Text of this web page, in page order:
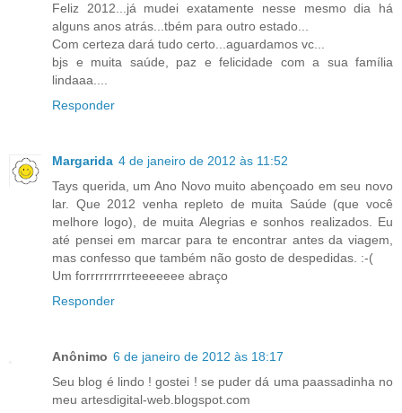
Feliz 2012...já mudei exatamente nesse mesmo dia há
alguns anos atrás...tbém para outro estado...
Com certeza dará tudo certo...aguardamos vc...
bjs e muita saúde, paz e felicidade com a sua família
lindaaa....
Responder
Margarida 4 de janeiro de 2012 às 11:52
Tays querida, um Ano Novo muito abençoado em seu novo
lar. Que 2012 venha repleto de muita Saúde (que você
melhore logo), de muita Alegrias e sonhos realizados. Eu
até pensei em marcar para te encontrar antes da viagem,
mas confesso que também não gosto de despedidas. :-(
Um forrrrrrrrrrteeeeeee abraço
Responder
Anônimo 6 de janeiro de 2012 às 18:17
Seu blog é lindo ! gostei ! se puder dá uma paassadinha no
meu artesdigital-web.blogspot.com